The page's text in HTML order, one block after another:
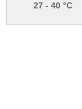
27 - 40 °C